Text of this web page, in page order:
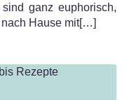
ganz euphorisch,
Hause mit[…]